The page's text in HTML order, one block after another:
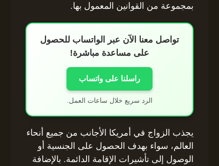
بمجموعة من القوانين المعمول بها.
تواصل معنا الآن عبر الواتساب للحصول
على مساعدة مباشرة!
راسلنا على واتساب
الرد سريع خلال ساعات العمل.
يجذب الزواج في أمريكا الأجانب من جميع أنحاء
العالم، سواء بهدف الحصول على الجنسية أو
الوصول إلى تأشيرات الإقامة الدائمة. بالإضافة